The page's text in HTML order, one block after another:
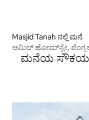
Masjid Tanah ನಲ್ಲಿ ಮನೆ
ಅಮಿಲ್ ಹೋಮ್‌ಸ್ಟೇ,
ಮನೆಯ